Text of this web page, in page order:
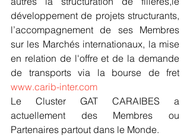
développement de projets structurants,
l’accompagnement de ses Membres
sur les Marchés internationaux, la mise
en relation de l'offre et de la demande
www.carib-inter.com
Le Cluster GAT CARAIBES a
actuellement des Membres ou
Partenaires partout dans le Monde.